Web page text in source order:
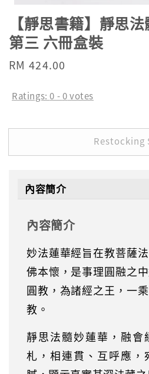
【靜思書籍】靜思
第三 六冊盒裝
Regular
RM 424.00
Ratings:0 -0votes
Restocking
內容簡介
內容簡介
妙法蓮華經旨在教菩薩
佛本懷，是事理圓融之
圓教，為諸經之王，一
教。
靜思法髓妙蓮華，融會
札，相連貫、互呼應，